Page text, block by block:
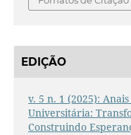
EDIÇÃO
v. 5 n. 1 (2025):
Universitária:
Construindo